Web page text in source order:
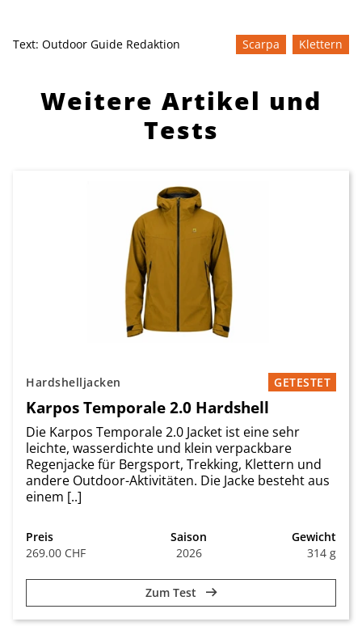
Text: Outdoor Guide Redaktion Scarpa Klettern
Weitere Artikel und
Tests
Hardshelljacken GETESTET
Karpos Temporale 2.0 Hardshell
Die Karpos Temporale 2.0 Jacket ist eine sehr
leichte, wasserdichte und klein verpackbare
Regenjacke für Bergsport, Trekking, Klettern und
andere Outdoor-Aktivitäten. Die Jacke besteht aus
einem [..]
Preis
269.00 CHF
Saison
2026
Gewicht
314 g
Zum Test